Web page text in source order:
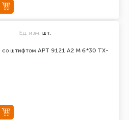
со штифтом АРТ 9121 А2 M 6*30 TX-
Ед. изм. шт.